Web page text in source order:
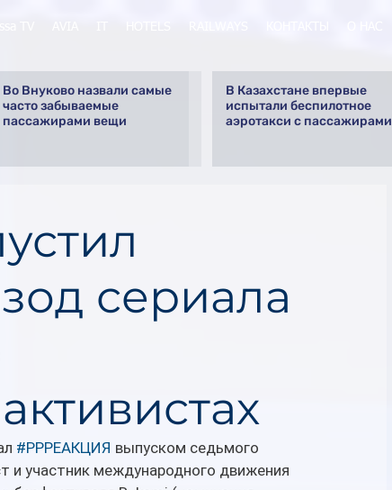
Во Внуково назвали самые
часто забываемые
пассажирами вещи
В Казахстане впервые
испытали беспилотное
аэротакси с пассажирами
сериала
#РРРЕАКЦИЯ выпуском седьмого
и участник международного движения